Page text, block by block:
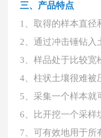
三、产品特点
1、取得的样本直径
2、通过冲击锤钻入
3、样品处于比较宽
4、柱状土壤很难被
5、采集一个样本就
6、比开挖一个采样
7、可有效地用于所